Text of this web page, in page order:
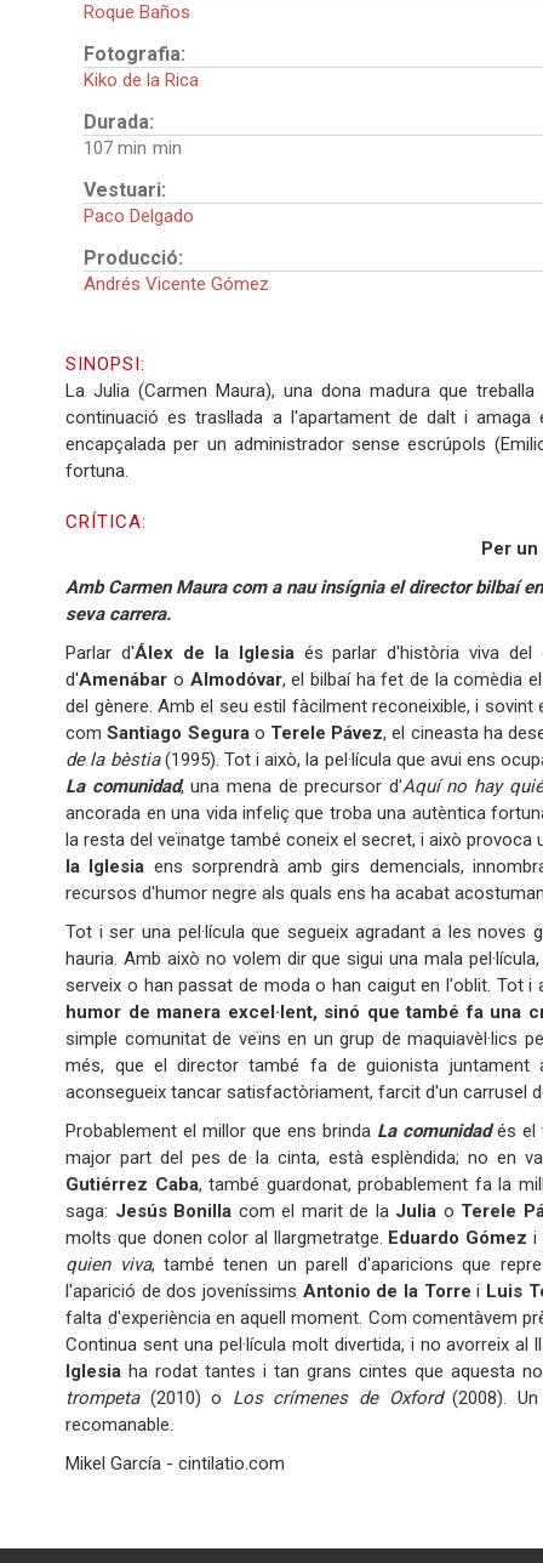
Roque Baños
Fotografia:
Kiko de la Rica
Durada:
107 min
Vestuari:
Paco Delgado
Producció:
Andrés Vicente Gómez
SINOPSI:
La Julia (Carmen Maura), una dona madura que
continuació es trasllada a l'apartament de dalt i
encapçalada per un administrador sense escrúpols
fortuna.
CRÍTICA:
Per
Amb Carmen Maura com a nau insígnia el director bilbaí
seva carrera.
Parlar d'Álex de la Iglesiaés parlar d'història viva del
d'Amenábar o Almodóvar, el bilbaí ha fet de la comèdia
del gènere. Amb el seu estil fàcilment reconeixible, i
comSantiago Segurao Terele Pávez, el cineasta ha
de la bèstia(1995). Tot i això, la pel·lícula que avui ens
La comunidad, una mena de precursor d'Aquí no hay
ancorada en una vida infeliç que troba una autèntica
la resta del veïnatge també coneix el secret, i això
la Iglesia ens sorprendrà amb girs demencials,
recursos d'humor negre als quals ens ha acabat
Tot i ser una pel·lícula que segueix agradant a les noves
hauria. Amb això no volem dir que sigui una mala
serveix o han passat de moda o han caigut en l'oblit. Tot i
humor de manera excel·lent, sinó que també fa una
simple comunitat de veïns en un grup de maquiavèl·lics
més, que el director també fa de guionista
aconsegueix tancar satisfactòriament, farcit d'un carrusel
Probablement el millor que ens brinda La comunidadés el
major part del pes de la cinta, està esplèndida; no en
Gutiérrez Caba, també guardonat, probablement fa la
saga: Jesús Bonilla com el marit de la Julia o Terele
molts que donen color al llargmetratge. Eduardo Gómez i
quien viva, també tenen un parell d'aparicions que
l'aparició de dos joveníssims Antonio de la Torre i Luis
falta d'experiència en aquell moment. Com comentàvem
Continua sent una pel·lícula molt divertida, i no avorreix
Iglesia ha rodat tantes i tan grans cintes que aquesta
trompeta(2010) o Los crímenes de Oxford(2008). Un
Mikel García - cintilatio.com